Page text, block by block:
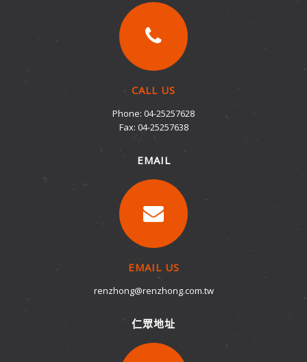
CALL US
Phone: 04-25257628
Fax: 04-25257638
EMAIL
EMAIL US
renzhong@renzhong.com.tw
仁眾地址